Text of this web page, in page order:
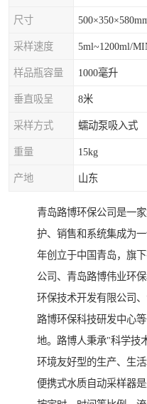
尺寸
采样速度 5ml~1200ml/
样品瓶容量 1000毫升
垂直吸呈 8米
采样方式 蠕动泵吸入式
重量 15kg
产地 山东
青岛路博环保公司是一
护、销售和系统集成为
年创立于中国青岛，旗
公司、青岛路博伟业环
环保技术开发有限公司
路博环保科技研发中心
地。路博人秉承"科学技
环境友好型的生产、生活
便携式水质自动采样器